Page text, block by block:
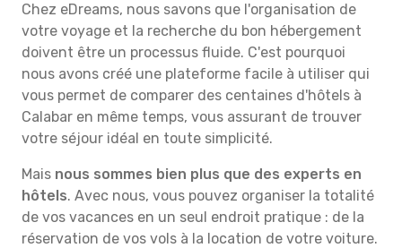
Chez eDreams, nous savons que l'organisation de
votre voyage et la recherche du bon hébergement
doivent être un processus fluide. C'est pourquoi
nous avons créé une plateforme facile à utiliser qui
vous permet de comparer des centaines d'hôtels à
Calabar en même temps, vous assurant de trouver
votre séjour idéal en toute simplicité.
Mais nous sommes bien plus que des experts en
hôtels. Avec nous, vous pouvez organiser la totalité
de vos vacances en un seul endroit pratique : de la
réservation de vos vols à la location de votre voiture.